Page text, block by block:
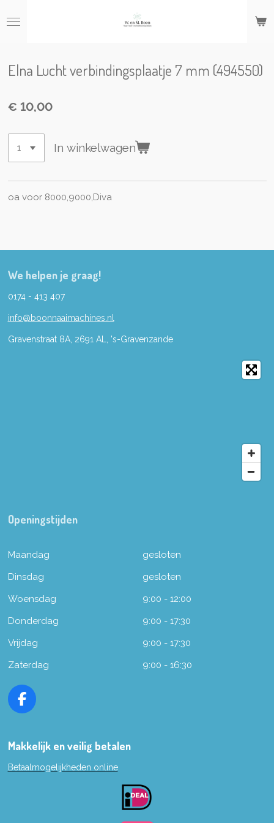
direct
hoofdinhoud
Elna Lucht verbindingsplaatje 7 mm (494550)
€ 10,00
In winkelwagen
oa voor 8000,9000,Diva
We helpen je graag!
0174 - 413 407
info@boonnaaimachines.nl
Gravenstraat 8A, 2691 AL, 's-Gravenzande
Openingstijden
Maandag
gesloten
Dinsdag
gesloten
Woensdag
9:00 - 12:00
Donderdag
9:00 - 17:30
Vrijdag
9:00 - 17:30
Zaterdag
9:00 - 16:30
F
e
o
Makkelijk en veilig betalen
Betaalmogelijkheden online